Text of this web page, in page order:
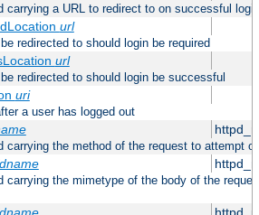
carrying a URL to redirect to on successful login
url
redirected to should login be required
url
redirected to should login be successful
uri
a user has logged out
carrying the method of the request to attempt
carrying the mimetype of the body of the